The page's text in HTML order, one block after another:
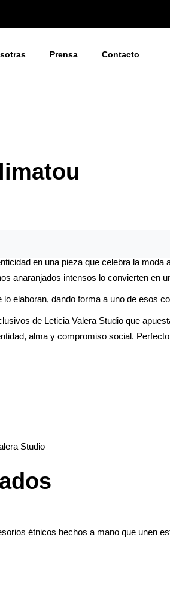
Prensa Contacto
en una pieza que celebra la
anaranjados intensos lo convierten en
elaboran, dando forma a uno de esos
de Leticia Valera Studio que
alma y compromiso social.
Studio